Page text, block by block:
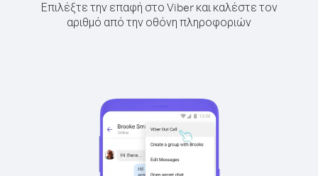
Επιλέξτε την επαφή στο Viber και καλέστε τον
αριθμό από την οθόνη πληροφοριών